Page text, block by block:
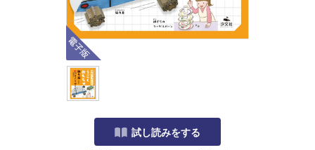
電子版
試し読みをする